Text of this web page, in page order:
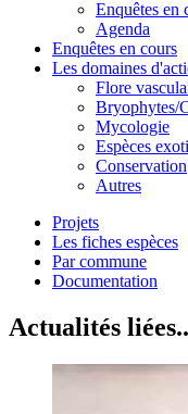
Enquêtes en
Agenda
Enquêtes en cours
Les domaines
Flore
Bryophytes/
Mycologie
Espèces
Conservation
Autres
Projets
Les fiches espèces
Par commune
Documentation
Actualités